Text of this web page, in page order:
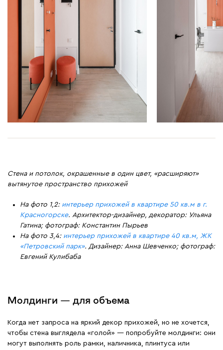
Стена и потолок, окрашенные в один цвет, «расширяют»
вытянутое пространство прихожей
На фото 1,2: интерьер прихожей в квартире 50 кв.м в г.
Красногорске. Архитектор-дизайнер, декоратор: Ульяна
Гатина; фотограф: Константин Пырьев
На фото 3,4: интерьер прихожей в квартире 40 кв.м, ЖК
«Петровский парк». Дизайнер: Анна Шевченко; фотограф:
Евгений Кулибаба
Молдинги — для объема
Когда нет запроса на яркий декор прихожей, но не хочется,
чтобы стена выглядела «голой» — попробуйте молдинги: они
могут выполнять роль рамки, наличника, плинтуса или